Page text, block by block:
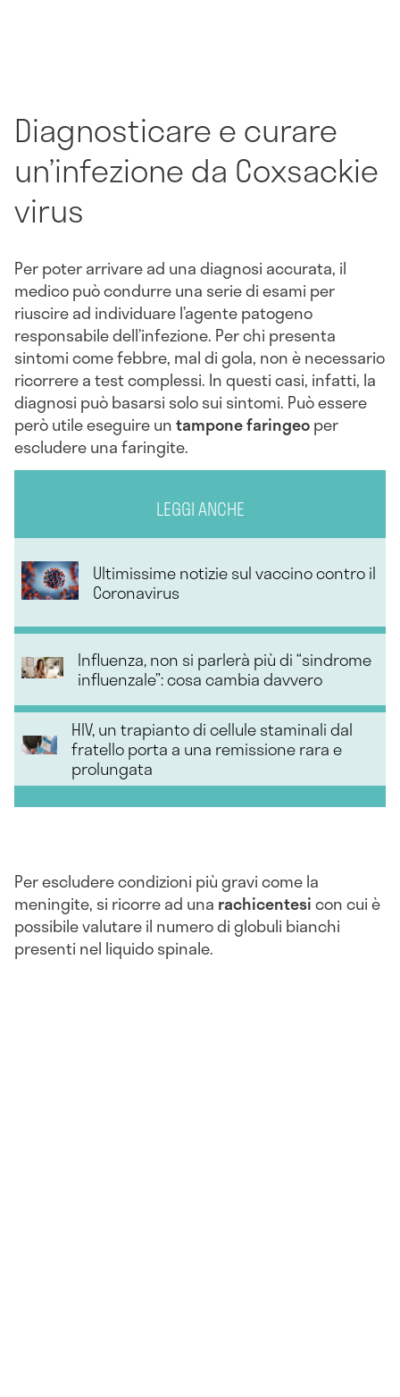
Diagnosticare e curare
un’infezione da Coxsackie
virus
Per poter arrivare ad una diagnosi accurata, il
medico può condurre una serie di esami per
riuscire ad individuare l’agente patogeno
responsabile dell’infezione. Per chi presenta
sintomi come febbre, mal di gola, non è necessario
ricorrere a test complessi. In questi casi, infatti, la
diagnosi può basarsi solo sui sintomi. Può essere
però utile eseguire untampone faringeoper
escludere una faringite.
LEGGI ANCHE
Ultimissime notizie sul vaccino contro il
Coronavirus
Influenza, non si parlerà più di “sindrome
influenzale”: cosa cambia davvero
HIV, un trapianto di cellule staminali dal
fratello porta a una remissione rara e
prolungata
Per escludere condizioni più gravi come la
meningite, si ricorre ad una rachicentesicon cui è
possibile valutare il numero di globuli bianchi
presenti nel liquido spinale.